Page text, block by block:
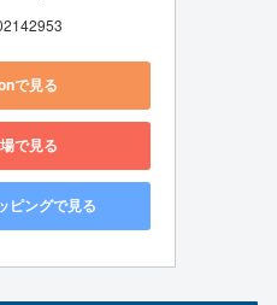
で見る
で見る
ピングで見る